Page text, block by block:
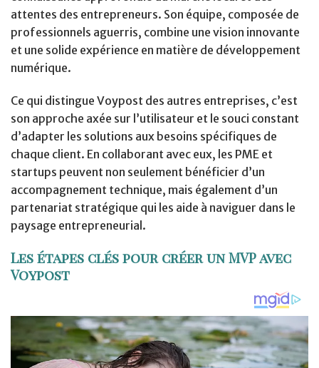
attentes des entrepreneurs. Son équipe, composée de
professionnels aguerris, combine une vision innovante
et une solide expérience en matière de développement
numérique.
Ce qui distingue Voypost des autres entreprises, c’est
son approche axée sur l’utilisateur et le souci constant
d’adapter les solutions aux besoins spécifiques de
chaque client. En collaborant avec eux, les PME et
startups peuvent non seulement bénéficier d’un
accompagnement technique, mais également d’un
partenariat stratégique qui les aide à naviguer dans le
paysage entrepreneurial.
Les étapes clés pour créer un MVP avec
Voypost